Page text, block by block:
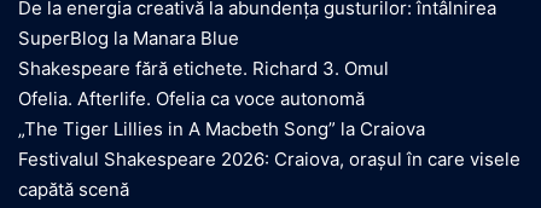
De la energia creativă la abundența gusturilor: întâlnirea
SuperBlog la Manara Blue
Shakespeare fără etichete. Richard 3. Omul
Ofelia. Afterlife. Ofelia ca voce autonomă
„The Tiger Lillies in A Macbeth Song” la Craiova
Festivalul Shakespeare 2026: Craiova, orașul în care visele
capătă scenă